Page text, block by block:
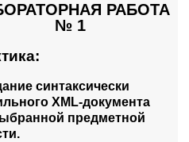
РАБОТА
№ 1
cинтаксически
XML-документа
предметной